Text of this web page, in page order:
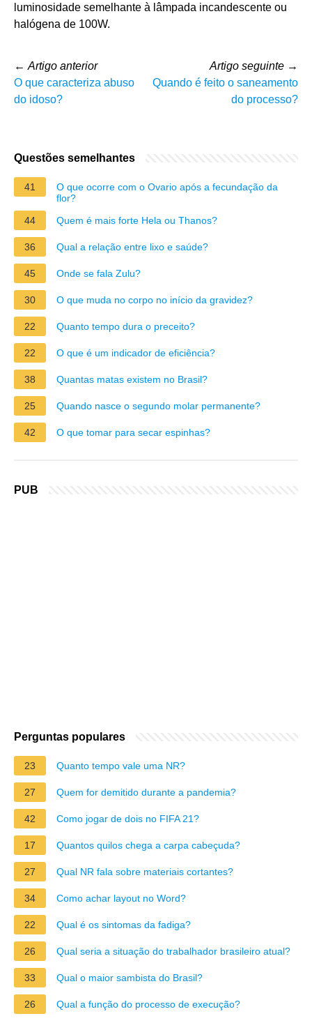
luminosidade semelhante à lâmpada incandescente ou
halógena de 100W.
← Artigo anterior
O que caracteriza abuso
do idoso?
Artigo seguinte →
Quando é feito o saneamento
do processo?
Questões semelhantes
41
O que ocorre com o Ovario após a fecundação da
flor?
44
Quem é mais forte Hela ou Thanos?
36 Qual a relação entre lixo e saúde?
45 Onde se fala Zulu?
30 O que muda no corpo no início da gravidez?
22 Quanto tempo dura o preceito?
22 O que é um indicador de eficiência?
38 Quantas matas existem no Brasil?
25 Quando nasce o segundo molar permanente?
42 O que tomar para secar espinhas?
PUB
Perguntas populares
23 Quanto tempo vale uma NR?
27 Quem for demitido durante a pandemia?
42 Como jogar de dois no FIFA 21?
17 Quantos quilos chega a carpa cabeçuda?
27 Qual NR fala sobre materiais cortantes?
34 Como achar layout no Word?
22 Qual é os sintomas da fadiga?
26 Qual seria a situação do trabalhador brasileiro atual?
33 Qual o maior sambista do Brasil?
26 Qual a função do processo de execução?